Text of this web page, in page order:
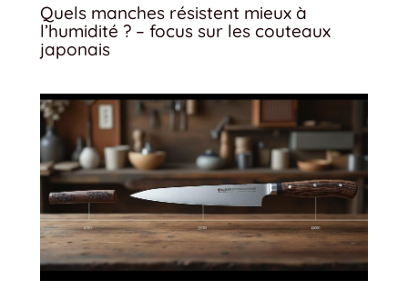
Quels manches résistent mieux à
l’humidité ? – focus sur les couteaux
japonais